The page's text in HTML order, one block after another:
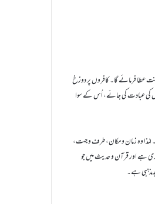
عطا فرمائے گا۔ کافروں پر دوزخ
کی عبادت کی جائے، اُس کے سوا
لہٰذا وہ زمان و مکان، طرف و جہت،
سے منزہ و بری ہے اور قرآن و حدیث میں جو